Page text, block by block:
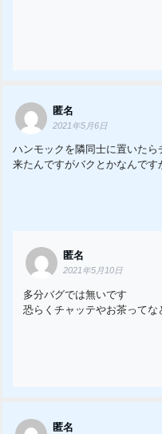
匿名
2021年5月6日
ハンモックを隣同士に置いた
来たんですがバクとかなんで
匿名
2021年5月10日
多分バグでは無いです
恐らくチャッテやお茶って
匿名